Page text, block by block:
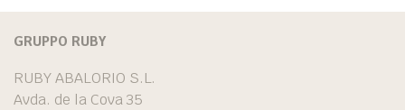
GRUPPO RUBY
RUBY ABALORIO S.L.
Avda. de la Cova 35